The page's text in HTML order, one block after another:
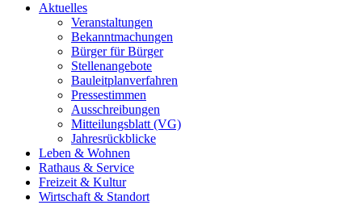
Aktuelles
Veranstaltungen
Bekanntmachungen
Bürger für Bürger
Stellenangebote
Bauleitplanverfahren
Pressestimmen
Ausschreibungen
Mitteilungsblatt (VG)
Jahresrückblicke
Leben & Wohnen
Rathaus & Service
Freizeit & Kultur
Wirtschaft & Standort